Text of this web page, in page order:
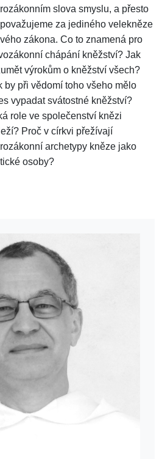
slova smyslu, a přesto
za jediného velekněze
zákona. Co to znamená pro
chápání kněžství? Jak
výrokům o kněžství všech?
by při vědomí toho všeho mělo
vypadat svátostné kněžství?
role ve společenství knězi
Proč v církvi přežívají
archetypy kněze jako
osoby?